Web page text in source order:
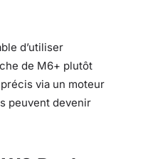
d’utiliser
de M6+ plutôt
via un moteur
peuvent devenir